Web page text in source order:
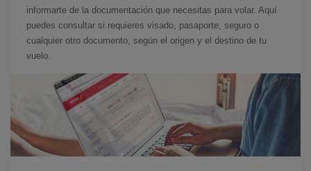
informarte de la documentación que necesitas para volar. Aquí
puedes consultar si requieres visado, pasaporte, seguro o
cualquier otro documento, según el origen y el destino de tu
vuelo.